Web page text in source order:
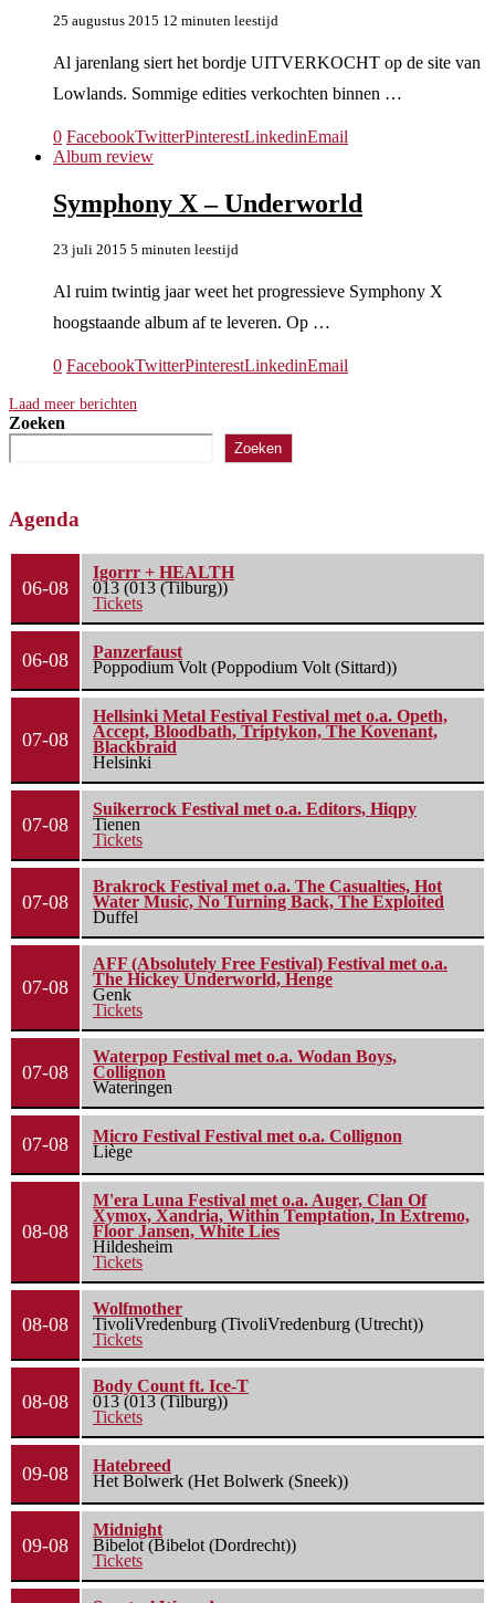
25 augustus 2015 12 minuten leestijd
Al jarenlang siert het bordje UITVERKOCHT op de site van
Lowlands. Sommige edities verkochten binnen …
0 FacebookTwitterPinterestLinkedinEmail
Album review
Symphony X – Underworld
23 juli 2015 5 minuten leestijd
Al ruim twintig jaar weet het progressieve Symphony X
hoogstaande album af te leveren. Op …
0 FacebookTwitterPinterestLinkedinEmail
Laad meer berichten
Zoeken
Zoeken
Agenda
06-08
Igorrr + HEALTH
013 (013 (Tilburg))
Tickets
06-08
Panzerfaust
Poppodium Volt (Poppodium Volt (Sittard))
07-08
Hellsinki Metal Festival Festival met o.a. Opeth,
Accept, Bloodbath, Triptykon, The Kovenant,
Blackbraid
Helsinki
07-08
Suikerrock Festival met o.a. Editors, Hiqpy
Tienen
Tickets
07-08
Brakrock Festival met o.a. The Casualties, Hot
Water Music, No Turning Back, The Exploited
Duffel
07-08
AFF (Absolutely Free Festival) Festival met o.a.
The Hickey Underworld, Henge
Genk
Tickets
07-08
Waterpop Festival met o.a. Wodan Boys,
Collignon
Wateringen
07-08
Micro Festival Festival met o.a. Collignon
Liège
08-08
M'era Luna Festival met o.a. Auger, Clan Of
Xymox, Xandria, Within Temptation, In Extremo,
Floor Jansen, White Lies
Hildesheim
Tickets
08-08
Wolfmother
TivoliVredenburg (TivoliVredenburg (Utrecht))
Tickets
08-08
Body Count ft. Ice-T
013 (013 (Tilburg))
Tickets
09-08
Hatebreed
Het Bolwerk (Het Bolwerk (Sneek))
09-08
Midnight
Bibelot (Bibelot (Dordrecht))
Tickets